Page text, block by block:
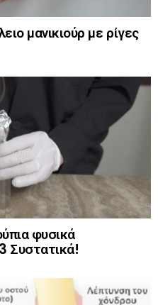
μανικιούρ με ρίγες
φυσικά
Συστατικά!